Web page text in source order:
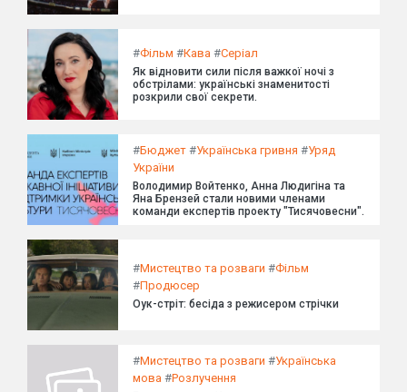
#Фільм #Кава #Серіал
Як відновити сили після важкої ночі з
обстрілами: українські знаменитості
розкрили свої секрети.
#Бюджет #Українська гривня #Уряд
України
Володимир Войтенко, Анна Людигіна та
Яна Брензей стали новими членами
команди експертів проекту "Тисячовесни".
#Мистецтво та розваги #Фільм
#Продюсер
Оук-стріт: бесіда з режисером стрічки
#Мистецтво та розваги #Українська
мова #Розлучення